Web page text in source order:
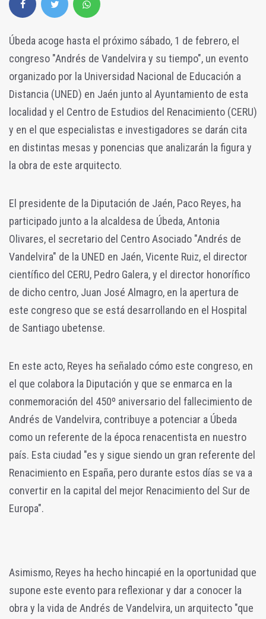
Úbeda acoge hasta el próximo sábado, 1 de febrero, el
congreso "Andrés de Vandelvira y su tiempo", un evento
organizado por la Universidad Nacional de Educación a
Distancia (UNED) en Jaén junto al Ayuntamiento de esta
localidad y el Centro de Estudios del Renacimiento (CERU)
y en el que especialistas e investigadores se darán cita
en distintas mesas y ponencias que analizarán la figura y
la obra de este arquitecto.
El presidente de la Diputación de Jaén, Paco Reyes, ha
participado junto a la alcaldesa de Úbeda, Antonia
Olivares, el secretario del Centro Asociado "Andrés de
Vandelvira" de la UNED en Jaén, Vicente Ruiz, el director
científico del CERU, Pedro Galera, y el director honorífico
de dicho centro, Juan José Almagro, en la apertura de
este congreso que se está desarrollando en el Hospital
de Santiago ubetense.
En este acto, Reyes ha señalado cómo este congreso, en
el que colabora la Diputación y que se enmarca en la
conmemoración del 450º aniversario del fallecimiento de
Andrés de Vandelvira, contribuye a potenciar a Úbeda
como un referente de la época renacentista en nuestro
país. Esta ciudad "es y sigue siendo un gran referente del
Renacimiento en España, pero durante estos días se va a
convertir en la capital del mejor Renacimiento del Sur de
Europa".
Asimismo, Reyes ha hecho hincapié en la oportunidad que
supone este evento para reflexionar y dar a conocer la
obra y la vida de Andrés de Vandelvira, un arquitecto "que